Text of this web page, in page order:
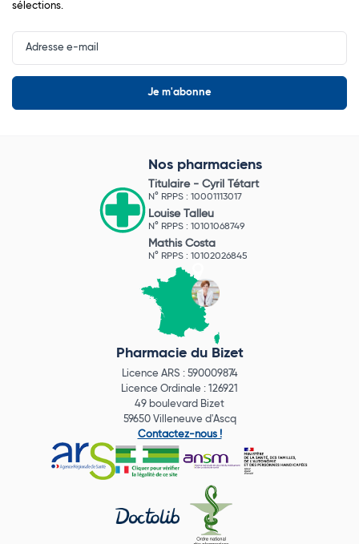
sélections.
Input
Newsletter
Nos pharmaciens
Titulaire - Cyril Tétart
N° RPPS : 10001113017
Louise Talleu
N° RPPS : 10101068749
Mathis Costa
N° RPPS : 10102026845
Pharmacie du Bizet
Licence ARS : 590009874
Licence Ordinale : 126921
49 boulevard Bizet
59650 Villeneuve d'Ascq
Contactez-nous !